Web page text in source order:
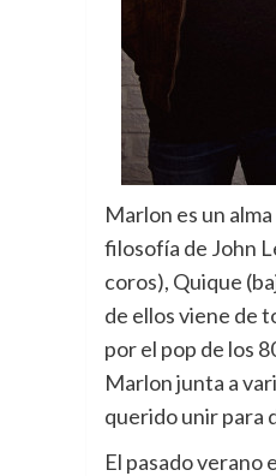
Marlon es un
filosofía de John
coros), Quique
de ellos viene de
por el pop de los
Marlon junta a
querido unir para
El pasado verano